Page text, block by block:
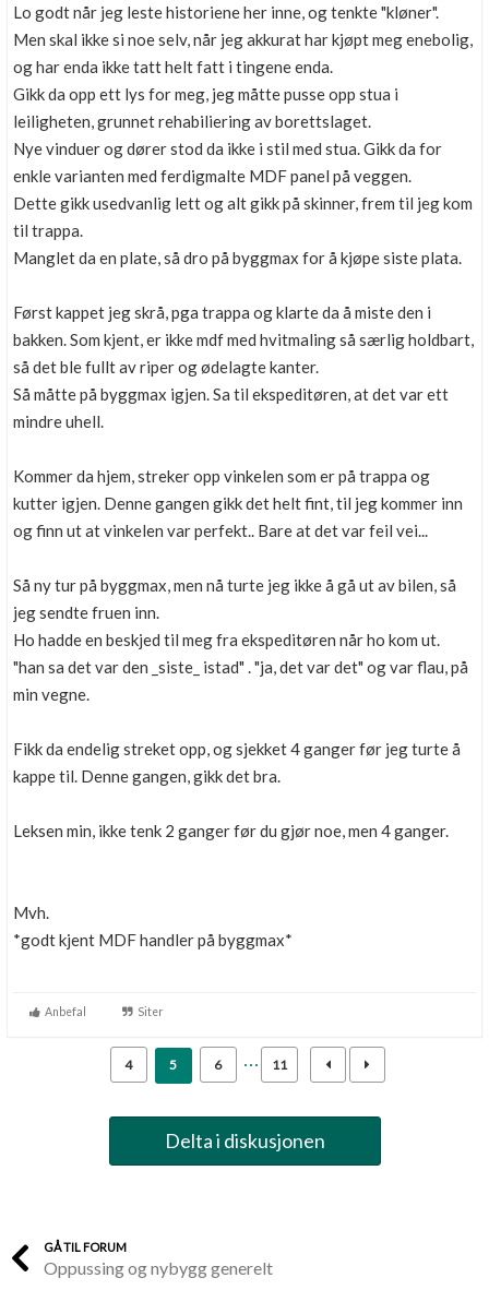
Lo godt når jeg leste historiene her inne, og tenkte "kløner".
Men skal ikke si noe selv, når jeg akkurat har kjøpt meg enebolig,
og har enda ikke tatt helt fatt i tingene enda.
Gikk da opp ett lys for meg, jeg måtte pusse opp stua i
leiligheten, grunnet rehabiliering av borettslaget.
Nye vinduer og dører stod da ikke i stil med stua. Gikk da for
enkle varianten med ferdigmalte MDF panel på veggen.
Dette gikk usedvanlig lett og alt gikk på skinner, frem til jeg kom
til trappa.
Manglet da en plate, så dro på byggmax for å kjøpe siste plata.
Først kappet jeg skrå, pga trappa og klarte da å miste den i
bakken. Som kjent, er ikke mdf med hvitmaling så særlig holdbart,
så det ble fullt av riper og ødelagte kanter.
Så måtte på byggmax igjen. Sa til ekspeditøren, at det var ett
mindre uhell.
Kommer da hjem, streker opp vinkelen som er på trappa og
kutter igjen. Denne gangen gikk det helt fint, til jeg kommer inn
og finn ut at vinkelen var perfekt.. Bare at det var feil vei...
Så ny tur på byggmax, men nå turte jeg ikke å gå ut av bilen, så
jeg sendte fruen inn.
Ho hadde en beskjed til meg fra ekspeditøren når ho kom ut.
"han sa det var den _siste_ istad" . "ja, det var det" og var flau, på
min vegne.
Fikk da endelig streket opp, og sjekket 4 ganger før jeg turte å
kappe til. Denne gangen, gikk det bra.
Leksen min, ikke tenk 2 ganger før du gjør noe, men 4 ganger.
Mvh.
*godt kjent MDF handler på byggmax*
Anbefal Siter
4 5 6 11
Delta i diskusjonen
GÅ TIL FORUM
Oppussing og nybygg generelt